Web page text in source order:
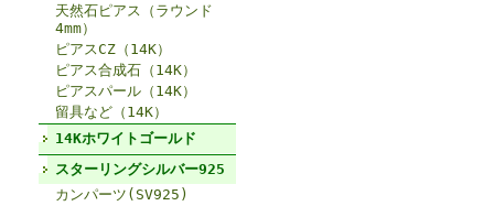
天然石ピアス（ラウンド
4mm）
ピアスCZ（14K）
ピアス合成石（14K）
ピアスパール（14K）
留具など（14K）
14Kホワイトゴールド
スターリングシルバー925
カンパーツ(SV925)